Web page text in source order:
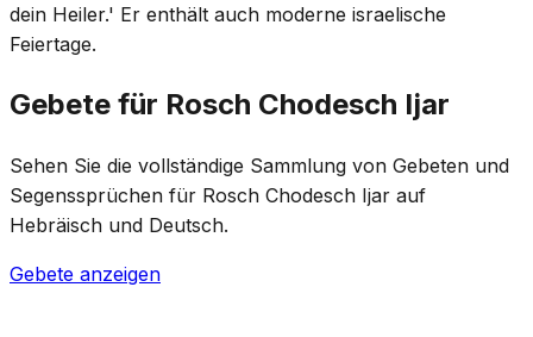
dein Heiler.' Er enthält auch moderne israelische
Feiertage.
Gebete für Rosch Chodesch Ijar
Sehen Sie die vollständige Sammlung von Gebeten und
Segenssprüchen für Rosch Chodesch Ijar auf
Hebräisch und Deutsch.
Gebete anzeigen